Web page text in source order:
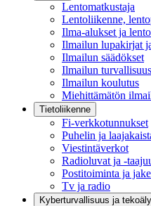
Lentomatkustaja
Lentoliikenne,
Ilma-alukset ja
Ilmailun lupakirjat
Ilmailun säädökset
Ilmailun turvallisuus
Ilmailun koulutus
Miehittämätön
Tietoliikenne
Fi-verkkotunnukset
Puhelin ja
Viestintäverkot
Radioluvat ja -
Postitoiminta ja
Tv ja radio
Kyberturvallisuus ja tekoäly